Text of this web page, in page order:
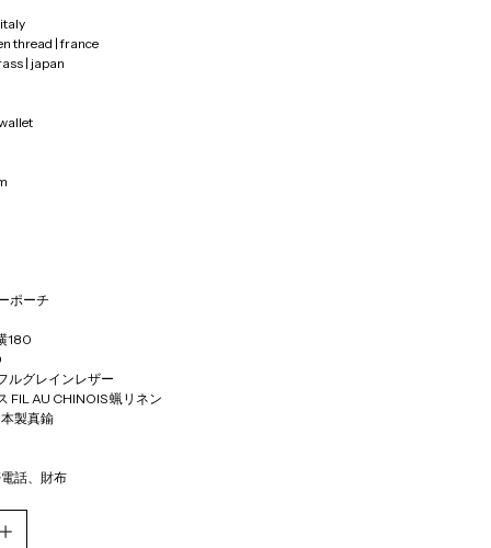
thread | france
| japan
ポーチ
180
ルグレインレザー
FIL AU CHINOIS 蝋リネン
製真鍮
電話、財布